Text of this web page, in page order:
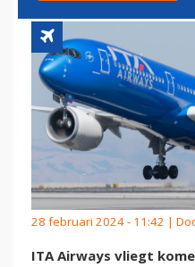
28 februari 2024 - 11:42 |
ITA Airways vliegt